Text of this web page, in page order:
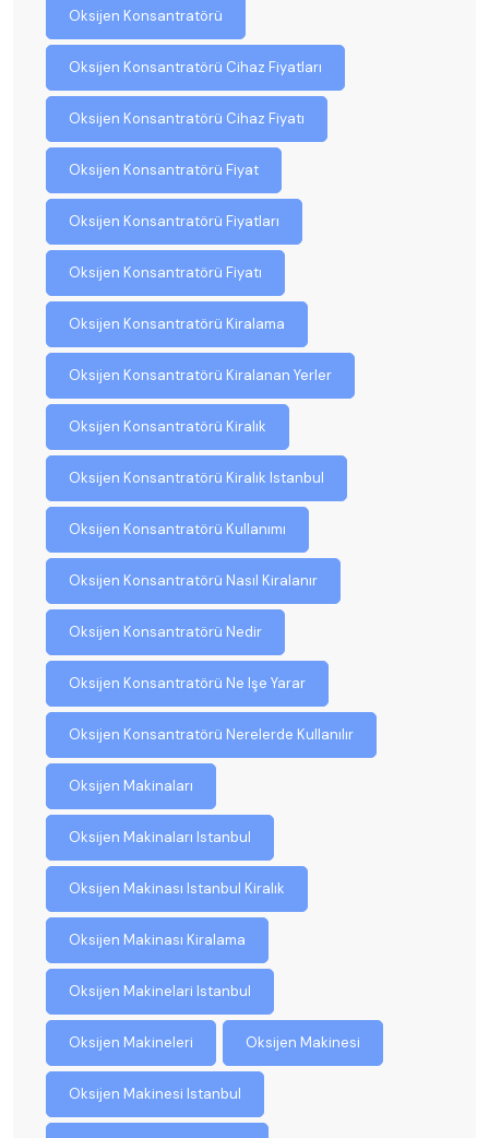
Oksijen Konsantratörü
Oksijen Konsantratörü Cihaz Fiyatları
Oksijen Konsantratörü Cihaz Fiyatı
Oksijen Konsantratörü Fiyat
Oksijen Konsantratörü Fiyatları
Oksijen Konsantratörü Fiyatı
Oksijen Konsantratörü Kiralama
Oksijen Konsantratörü Kiralanan Yerler
Oksijen Konsantratörü Kiralık
Oksijen Konsantratörü Kiralık Istanbul
Oksijen Konsantratörü Kullanımı
Oksijen Konsantratörü Nasıl Kiralanır
Oksijen Konsantratörü Nedir
Oksijen Konsantratörü Ne Işe Yarar
Oksijen Konsantratörü Nerelerde Kullanılır
Oksijen Makinaları
Oksijen Makinaları Istanbul
Oksijen Makinası Istanbul Kiralık
Oksijen Makinası Kiralama
Oksijen Makinelari Istanbul
Oksijen Makineleri Oksijen Makinesi
Oksijen Makinesi Istanbul